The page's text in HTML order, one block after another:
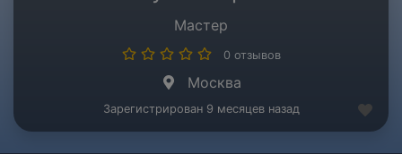
Мастер
0 отзывов
Москва
Зарегистрирован 9 месяцев назад